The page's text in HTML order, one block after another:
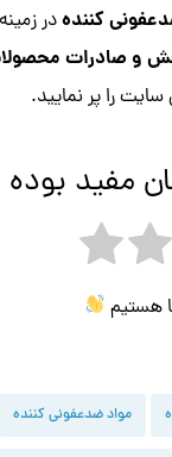
کنندهدر زمینه
و صادرات
را پر نمایید.
مفید
هستیم
مواد ضدعفونی کننده